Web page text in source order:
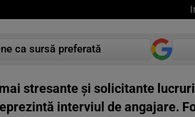
ca sursă preferată
stresante și solicitante
interviul de angajare.